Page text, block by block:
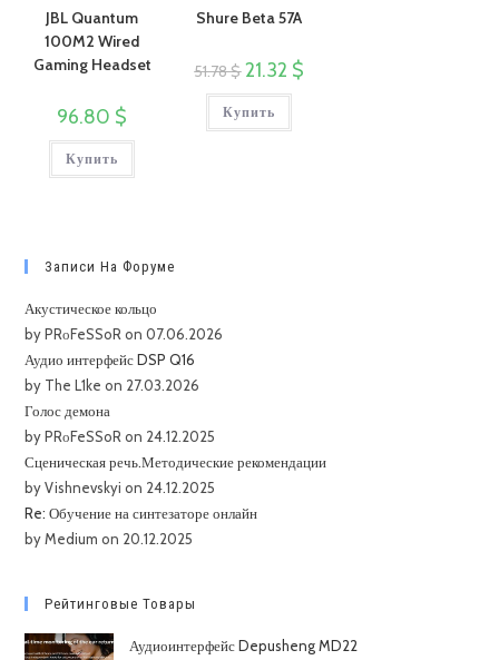
JBL Quantum
100M2 Wired
Gaming Headset
96.80 $
Купить
Shure Beta 57A
51.78$Первоначальная
цена
составляла
51.78 $.
21.32 $
Купить
Записи На Форуме
Акустическое кольцо
by PRоFeSSoR on 07.06.2026
Аудио интерфейс DSP Q16
by The L1ke on 27.03.2026
Голос демона
by PRоFeSSoR on 24.12.2025
Сценическая речь.Методические рекомендации
by Vishnevskyi on 24.12.2025
Re: Обучение на синтезаторе онлайн
by Medium on 20.12.2025
Рейтинговые Товары
Аудиоинтерфейс Depusheng MD22